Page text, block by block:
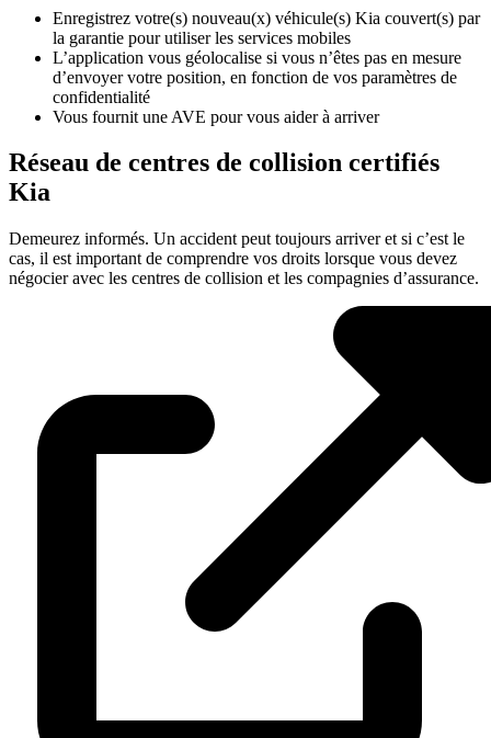
Enregistrez votre(s) nouveau(x) véhicule(s) Kia couvert(s) par
la garantie pour utiliser les services mobiles
L’application vous géolocalise si vous n’êtes pas en mesure
d’envoyer votre position, en fonction de vos paramètres de
confidentialité
Vous fournit une AVE pour vous aider à arriver
Réseau de centres de collision certifiés
Kia
Demeurez informés. Un accident peut toujours arriver et si c’est le
cas, il est important de comprendre vos droits lorsque vous devez
négocier avec les centres de collision et les compagnies d’assurance.